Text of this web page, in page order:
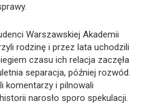
Warszawskiej Akademii
rodzinę i przez lata uchodzili
czasu ich relacja zaczęła
separacja, później rozwód.
komentarzy i pilnowali
narosło sporo spekulacji.